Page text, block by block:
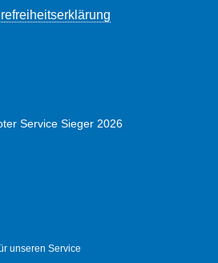
unseren Service